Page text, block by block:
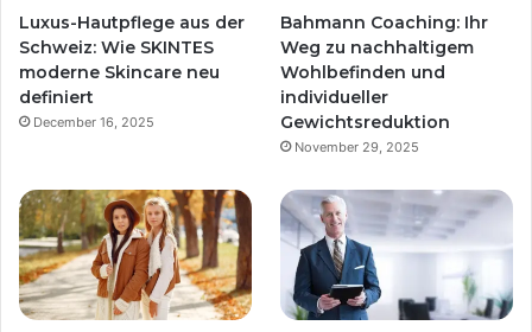
Luxus-Hautpflege aus der
Schweiz: Wie SKINTES
moderne Skincare neu
definiert
December 16, 2025
Bahmann Coaching: Ihr
Weg zu nachhaltigem
Wohlbefinden und
individueller
Gewichtsreduktion
November 29, 2025